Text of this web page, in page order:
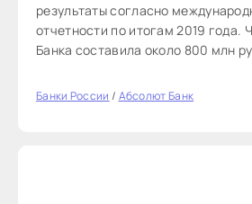
результаты согласно
отчетности по итогам 2019 года.
Банка составила около 800 млн
Банки России / Абсолют Банк